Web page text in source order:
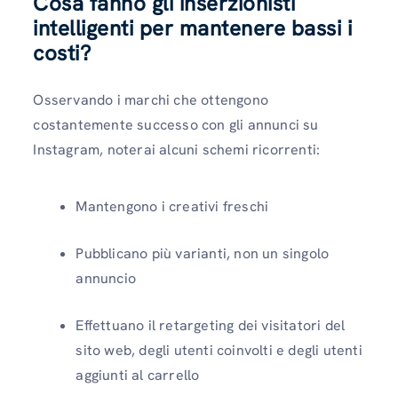
intelligenti per mantenere bassi i
costi?
Osservando i marchi che ottengono
costantemente successo con gli annunci su
Instagram, noterai alcuni schemi ricorrenti:
Mantengono i creativi freschi
Pubblicano più varianti, non un singolo
annuncio
Effettuano il retargeting dei visitatori del
sito web, degli utenti coinvolti e degli utenti
aggiunti al carrello